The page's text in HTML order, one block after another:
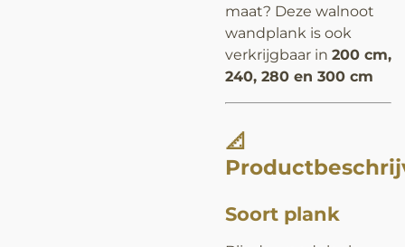
maat? Deze walnoot
wandplank is ook
verkrijgbaar in 200 cm,
240, 280 en 300 cm
📐
Soort plank